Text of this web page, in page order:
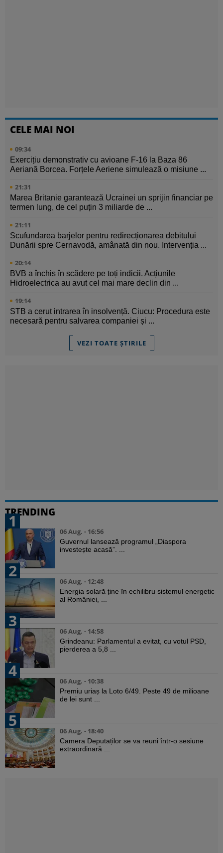
CELE MAI NOI
09:34
Exercițiu demonstrativ cu avioane F-16 la Baza 86
Aeriană Borcea. Forțele Aeriene simulează o misiune ...
21:31
Marea Britanie garantează Ucrainei un sprijin financiar pe
termen lung, de cel puțin 3 miliarde de ...
21:11
Scufundarea barjelor pentru redirecționarea debitului
Dunării spre Cernavodă, amânată din nou. Intervenția ...
20:14
BVB a închis în scădere pe toți indicii. Acțiunile
Hidroelectrica au avut cel mai mare declin din ...
19:14
STB a cerut intrarea în insolvență. Ciucu: Procedura este
necesară pentru salvarea companiei și ...
VEZI TOATE ȘTIRILE
TRENDING
1
06 Aug. - 16:56
Guvernul lansează programul „Diaspora
investește acasă”. ...
2
06 Aug. - 12:48
Energia solară ține în echilibru sistemul energetic
al României, ...
3
06 Aug. - 14:58
Grindeanu: Parlamentul a evitat, cu votul PSD,
pierderea a 5,8 ...
4
06 Aug. - 10:38
Premiu uriaș la Loto 6/49. Peste 49 de milioane
de lei sunt ...
5
06 Aug. - 18:40
Camera Deputaților se va reuni într-o sesiune
extraordinară ...